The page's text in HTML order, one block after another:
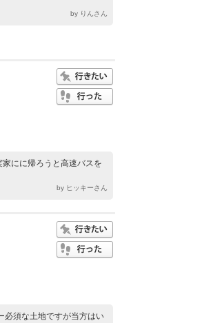
by りんさん
にに帰ろうと高速バスを
by ヒッキーさん
必須な土地ですが当方はい